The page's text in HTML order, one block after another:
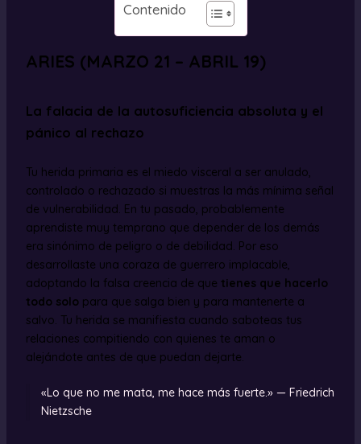
Contenido
ARIES (MARZO 21 – ABRIL 19)
La falacia de la autosuficiencia absoluta y el
pánico al rechazo
Tu herida primaria es el miedo visceral a ser anulado,
controlado o rechazado si muestras la más mínima señal
de vulnerabilidad. En tu pasado, probablemente
aprendiste muy temprano que depender de los demás
era sinónimo de peligro o de debilidad. Por eso
desarrollaste una coraza de guerrero implacable,
adoptando la falsa creencia de que tienes que hacerlo
todo solopara que salga bien y para mantenerte a
salvo. Tu herida se manifiesta cuando saboteas tus
relaciones compitiendo con quienes te aman o
alejándote antes de que puedan dejarte.
«Lo que no me mata, me hace más fuerte.» — Friedrich
Nietzsche